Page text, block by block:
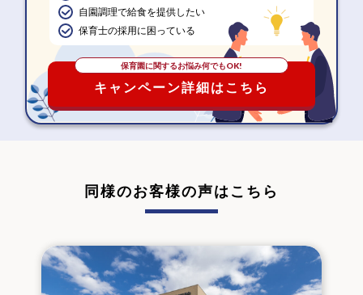
自園調理で給食を提供したい
保育士の採用に困っている
保育園に関するお悩み何でもOK!
キャンペーン詳細はこちら
同様のお客様の声はこちら